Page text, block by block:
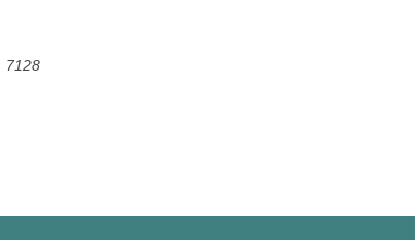
7128